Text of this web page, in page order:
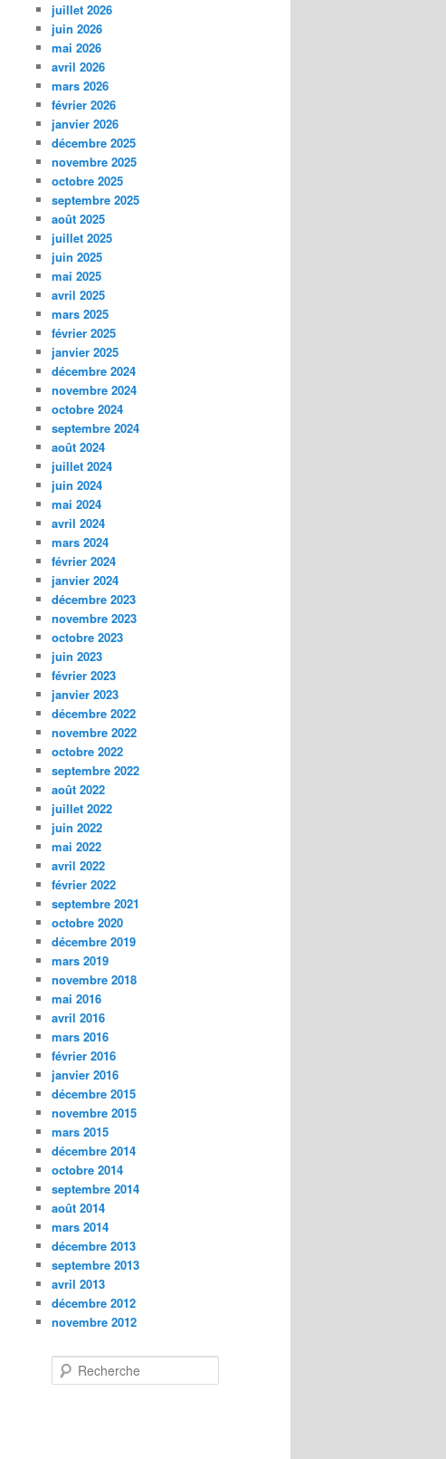
juillet 2026
juin 2026
mai 2026
avril 2026
mars 2026
février 2026
janvier 2026
décembre 2025
novembre 2025
octobre 2025
septembre 2025
août 2025
juillet 2025
juin 2025
mai 2025
avril 2025
mars 2025
février 2025
janvier 2025
décembre 2024
novembre 2024
octobre 2024
septembre 2024
août 2024
juillet 2024
juin 2024
mai 2024
avril 2024
mars 2024
février 2024
janvier 2024
décembre 2023
novembre 2023
octobre 2023
juin 2023
février 2023
janvier 2023
décembre 2022
novembre 2022
octobre 2022
septembre 2022
août 2022
juillet 2022
juin 2022
mai 2022
avril 2022
février 2022
septembre 2021
octobre 2020
décembre 2019
mars 2019
novembre 2018
mai 2016
avril 2016
mars 2016
février 2016
janvier 2016
décembre 2015
novembre 2015
mars 2015
décembre 2014
octobre 2014
septembre 2014
août 2014
mars 2014
décembre 2013
septembre 2013
avril 2013
décembre 2012
novembre 2012
e